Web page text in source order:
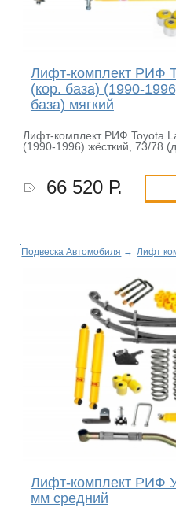
Лифт-комплект РИФ
(кор. база) (1990-
база) мягкий
Лифт-комплект РИФ Toyota
(1990-1996) жёсткий, 73/78
66 520 Р.
Подвеска Автомобиля → Лифт
Лифт-комплект РИФ
мм средний